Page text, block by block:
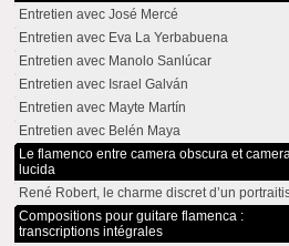
Entretien avec José Mercé
Entretien avec Eva La Yerbabuena
Entretien avec Manolo Sanlúcar
Entretien avec Israel Galván
Entretien avec Mayte Martín
Entretien avec Belén Maya
Le flamenco entre camera obscura et
lucida
René Robert, le charme discret d’un
Compositions pour guitare flamenca :
transcriptions intégrales